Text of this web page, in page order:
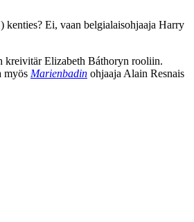
kenties? Ei, vaan belgialaisohjaaja Harry
kreivitär Elizabeth Báthoryn rooliin.
myös Marienbadin ohjaaja Alain Resnais